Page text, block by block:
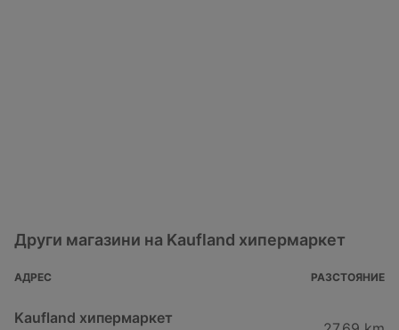
Други магазини на Kaufland хипермаркет
АДРЕС РАЗСТОЯНИЕ
Kaufland хипермаркет